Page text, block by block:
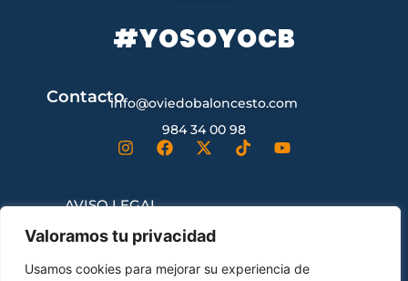
Valoramos tu privacidad
Usamos cookies para mejorar su experiencia de
#YOSOYOCB
Contactoinfo@oviedobaloncesto.com
984 34 00 98
AVISO LEGAL